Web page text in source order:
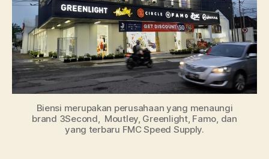
Biensi merupakan perusahaan yang menaungi
brand 3Second, Moutley, Greenlight, Famo, dan
yang terbaru FMC Speed Supply.